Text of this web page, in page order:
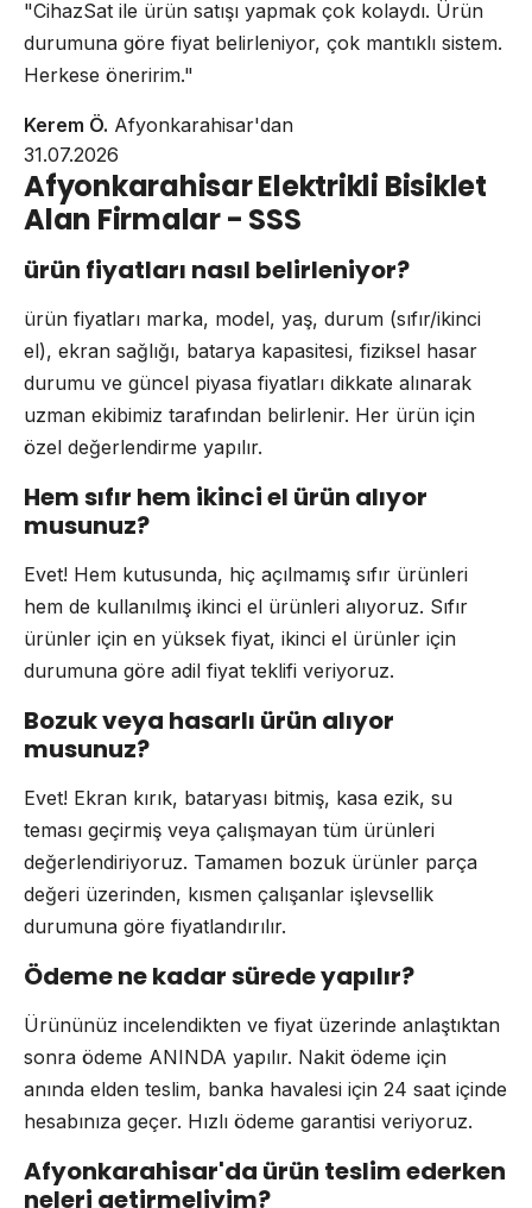
"CihazSat ile ürün satışı yapmak çok kolaydı. Ürün
durumuna göre fiyat belirleniyor, çok mantıklı sistem.
Herkese öneririm."
Kerem Ö. Afyonkarahisar'dan
31.07.2026
Afyonkarahisar Elektrikli Bisiklet
Alan Firmalar - SSS
ürün fiyatları nasıl belirleniyor?
ürün fiyatları marka, model, yaş, durum (sıfır/ikinci
el), ekran sağlığı, batarya kapasitesi, fiziksel hasar
durumu ve güncel piyasa fiyatları dikkate alınarak
uzman ekibimiz tarafından belirlenir. Her ürün için
özel değerlendirme yapılır.
Hem sıfır hem ikinci el ürün alıyor
musunuz?
Evet! Hem kutusunda, hiç açılmamış sıfır ürünleri
hem de kullanılmış ikinci el ürünleri alıyoruz. Sıfır
ürünler için en yüksek fiyat, ikinci el ürünler için
durumuna göre adil fiyat teklifi veriyoruz.
Bozuk veya hasarlı ürün alıyor
musunuz?
Evet! Ekran kırık, bataryası bitmiş, kasa ezik, su
teması geçirmiş veya çalışmayan tüm ürünleri
değerlendiriyoruz. Tamamen bozuk ürünler parça
değeri üzerinden, kısmen çalışanlar işlevsellik
durumuna göre fiyatlandırılır.
Ödeme ne kadar sürede yapılır?
Ürününüz incelendikten ve fiyat üzerinde anlaştıktan
sonra ödeme ANINDA yapılır. Nakit ödeme için
anında elden teslim, banka havalesi için 24 saat içinde
hesabınıza geçer. Hızlı ödeme garantisi veriyoruz.
Afyonkarahisar'da ürün teslim ederken
neleri getirmeliyim?